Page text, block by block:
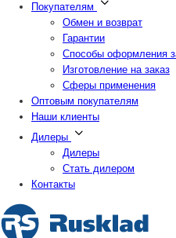
Покупателям
Обмен и возврат
Гарантии
Способы оформления
Изготовление на заказ
Сферы применения
Оптовым покупателям
Наши клиенты
Дилеры
Дилеры
Стать дилером
Контакты